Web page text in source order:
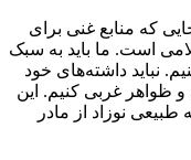
که منابع غنی برای
است. ما باید به سبک
نباید داشته‌های خود
ظواهر غربی کنیم. این
نوزاد از مادر